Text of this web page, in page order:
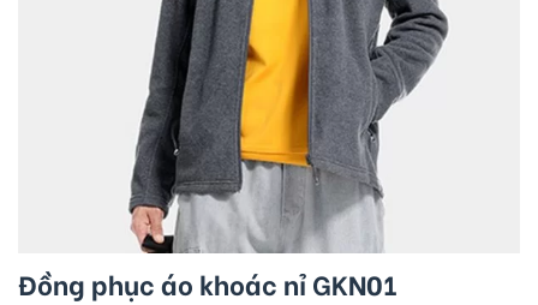
Đồng phục áo khoác nỉ GKN01